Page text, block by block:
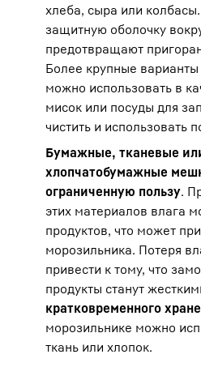
хлеба, сыра или
защитную оболочку
предотвращают
Более крупные
можно использовать в
мисок или посуды для
чистить и использовать
Бумажные, тканевые
хлопчатобумажные
ограниченную пользу.
этих материалов влага
продуктов, что может
морозильника. Потеря
привести к тому, что
продукты станут
кратковременного
морозильнике можно
ткань или хлопок.